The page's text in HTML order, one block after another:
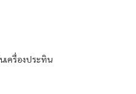
เครื่องประทิน